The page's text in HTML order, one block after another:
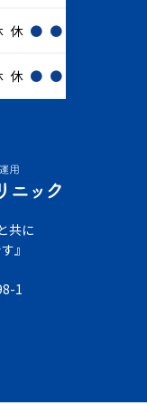
休 ● ●
休 ● ●
共に
』
1